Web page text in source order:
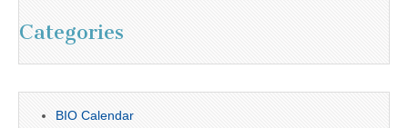
Categories
BIO Calendar